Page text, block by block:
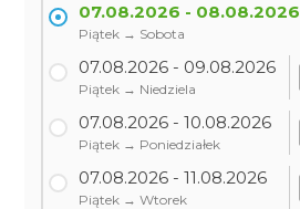
07.08.2026 - 08.08.2026
Piątek → Sobota
07.08.2026 - 09.08.2026
Piątek → Niedziela
07.08.2026 - 10.08.2026
Piątek → Poniedziałek
07.08.2026 - 11.08.2026
Piątek → Wtorek